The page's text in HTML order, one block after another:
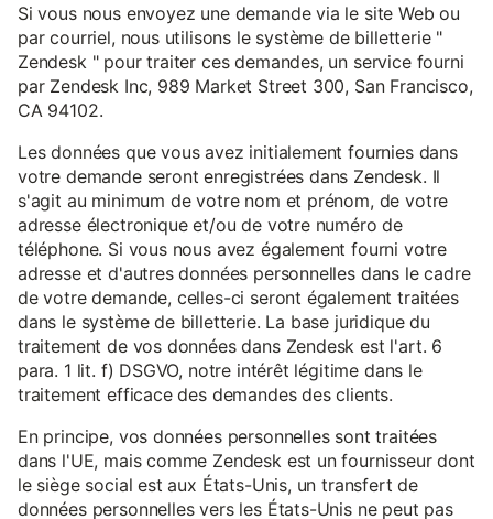
Si vous nous envoyez une demande via le site Web ou
par courriel, nous utilisons le système de billetterie "
Zendesk " pour traiter ces demandes, un service fourni
par Zendesk Inc, 989 Market Street 300, San Francisco,
CA 94102.
Les données que vous avez initialement fournies dans
votre demande seront enregistrées dans Zendesk. Il
s'agit au minimum de votre nom et prénom, de votre
adresse électronique et/ou de votre numéro de
téléphone. Si vous nous avez également fourni votre
adresse et d'autres données personnelles dans le cadre
de votre demande, celles-ci seront également traitées
dans le système de billetterie. La base juridique du
traitement de vos données dans Zendesk est l'art. 6
para. 1 lit. f) DSGVO, notre intérêt légitime dans le
traitement efficace des demandes des clients.
En principe, vos données personnelles sont traitées
dans l'UE, mais comme Zendesk est un fournisseur dont
le siège social est aux États-Unis, un transfert de
données personnelles vers les États-Unis ne peut pas